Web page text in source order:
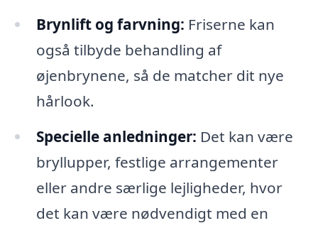
Brynlift og farvning: Friserne kan
også tilbyde behandling af
øjenbrynene, så de matcher dit nye
hårlook.
Specielle anledninger: Det kan være
bryllupper, festlige arrangementer
eller andre særlige lejligheder, hvor
det kan være nødvendigt med en